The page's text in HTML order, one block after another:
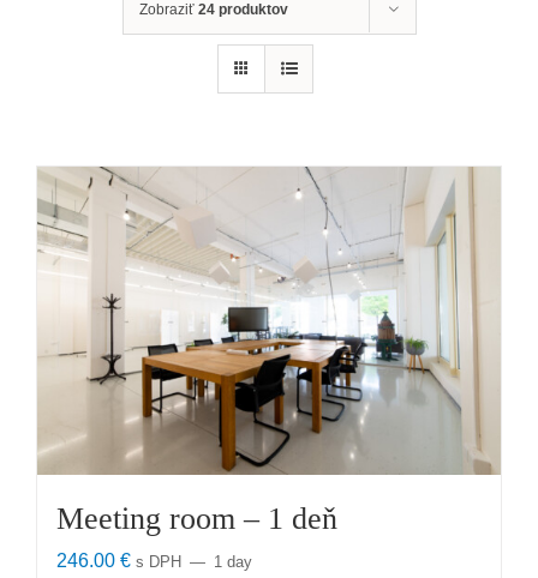
Zobraziť 24 produktov
Meeting room – 1 deň
246.00 € s DPH 1 day